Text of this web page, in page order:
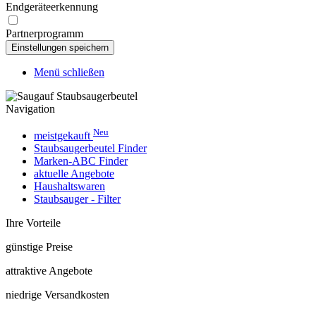
Endgeräteerkennung
Partnerprogramm
Menü schließen
Navigation
meistgekauft Neu
Staubsaugerbeutel Finder
Marken-ABC Finder
aktuelle Angebote
Haushaltswaren
Staubsauger - Filter
Ihre Vorteile
günstige Preise
attraktive Angebote
niedrige Versandkosten